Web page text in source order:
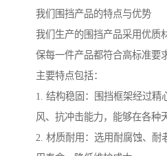
我们围挡产品的特点与优势
我们生产的围挡产品采用优质
保每一件产品都符合高标准要
主要特点包括：
1. 结构稳固：围挡框架经过精
风、抗冲击能力，能够在各种
2. 材质耐用：选用耐腐蚀、耐